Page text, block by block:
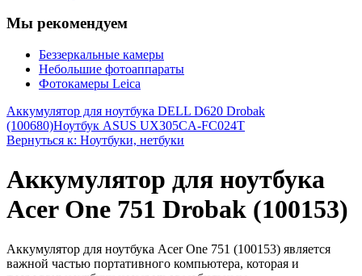
Мы рекомендуем
Беззеркальные камеры
Небольшие фотоаппараты
Фотокамеры Leica
Аккумулятор для ноутбука DELL D620 Drobak
(100680)Ноутбук ASUS UX305CA-FC024T
Вернуться к: Ноутбуки, нетбуки
Аккумулятор для ноутбука
Acer One 751 Drobak (100153)
Аккумулятор для ноутбука Acer One 751 (100153) является
важной частью портативного компьютера, которая и